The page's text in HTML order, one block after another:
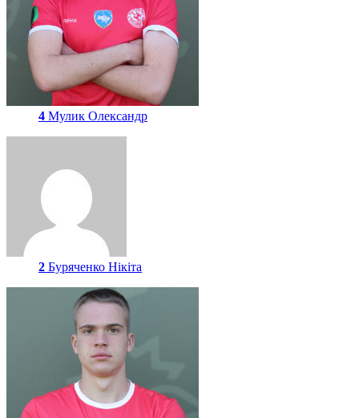
4 Мулик Олександр
2 Буряченко Нікіта